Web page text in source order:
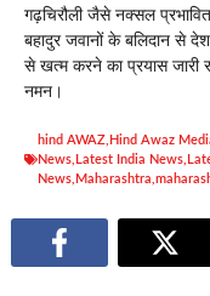
गढ़चिरौली जैसे नक्सल
बहादुर जवानों के बलिदान से
से खत्म करने का प्रयास जारी
नमन।
hind AWAZ Hind Awaz
News Latest India News
News Maharashtra